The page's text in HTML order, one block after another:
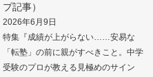
プ記事）
2026年6月9日
特集『成績が上がらない……安易な
「転塾」の前に親がすべきこと。中学
受験のプロが教える見極めのサイン